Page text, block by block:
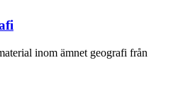
inom ämnet geografi från